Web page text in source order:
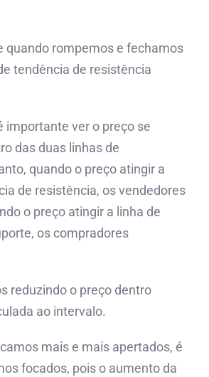
quando rompemos e fechamos
tendência de resistência
importante ver o preço se
das duas linhas de
quando o preço atingir a
de resistência, os vendedores
o preço atingir a linha de
os compradores
reduzindo o preço dentro
ao intervalo.
mais e mais apertados, é
focados, pois o aumento da